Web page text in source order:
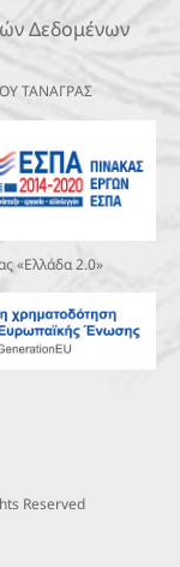
Δεδομένων
ΤΑΝΑΓΡΑΣ
«Ελλάδα 2.0»
Reserved